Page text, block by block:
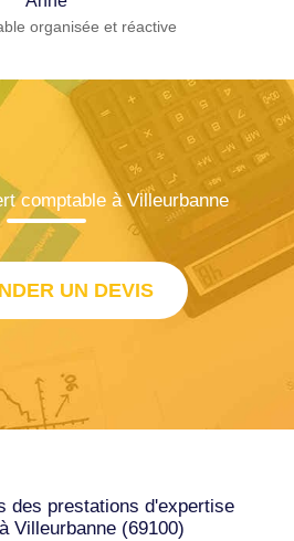
organisée et réactive
comptable à Villeurbanne
UN DEVIS
des prestations d'expertise
Villeurbanne (69100)